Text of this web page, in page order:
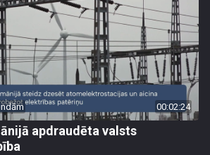
00:02:24
apdraudēta valsts